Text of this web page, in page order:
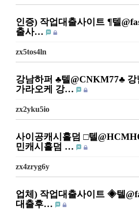
인증) 작업대출사이트 ¶텔
출사…
zx5tos4ln
강남하퍼 ♣텔@CNKM77♣ 강
가라오케 강…
zx2yku5io
사이공캐시홀덤 □텔
민캐시홀덤 …
zx4zryg6y
업체) 작업대출사이트 ◈텔
대출후…